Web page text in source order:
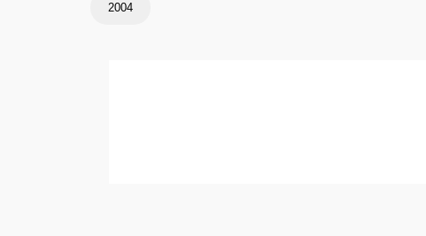
2004